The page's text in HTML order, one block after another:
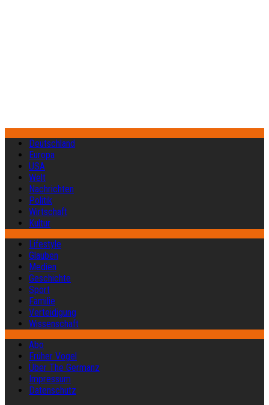
Deutschland
Europa
USA
Welt
Nachrichten
Politik
Wirtschaft
Kultur
Lifestyle
Glauben
Medien
Geschichte
Sport
Familie
Verteidigung
Wissenschaft
Abo
Früher Vogel
Über The Germanz
Impressum
Datenschutz